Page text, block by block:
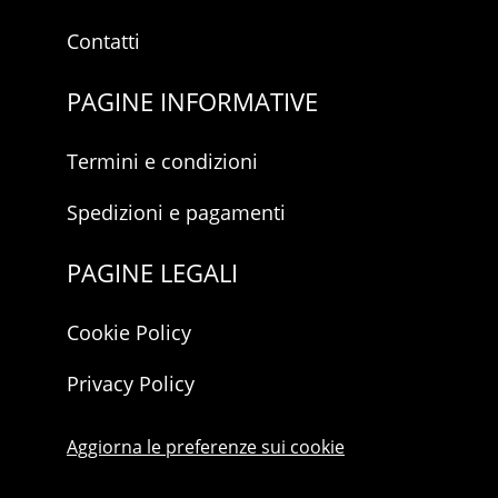
Contatti
PAGINE INFORMATIVE
Termini e condizioni
Spedizioni e pagamenti
PAGINE LEGALI
Cookie Policy
Privacy Policy
Aggiorna le preferenze sui cookie